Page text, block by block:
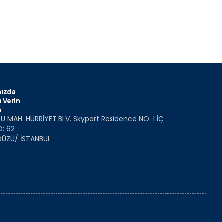
Verin
MAH. HÜRRİYET BLV. Skyport Residence NO: 1 İÇ
62
İSTANBUL